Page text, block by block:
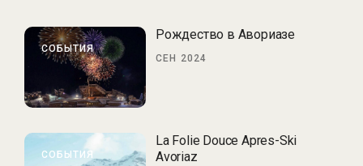
СОБЫТИЯ
Рождество в Авориазе
СЕН 2024
СОБЫТИЯ
La Folie Douce Apres-Ski
Avoriaz